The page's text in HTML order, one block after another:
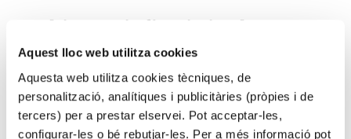
Aquest lloc web utilitza cookies
Aquesta web utilitza cookies tècniques, de
personalització, analítiques i publicitàries (pròpies i de
tercers) per a prestar elservei. Pot acceptar-les,
configurar-les o bé rebutjar-les. Per a més informació pot
Habitatge, infància i salut: cap a
un sistema de seguiment amb
perspectiva d’equitat
LA SALUT EN XIFRES, SESSIONS CIENTÍFIQUES, RECERCA I DOCÈNCIA